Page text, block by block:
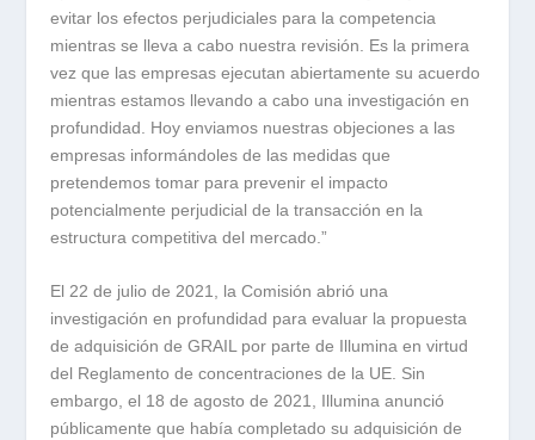
evitar los efectos perjudiciales para la competencia
mientras se lleva a cabo nuestra revisión. Es la primera
vez que las empresas ejecutan abiertamente su acuerdo
mientras estamos llevando a cabo una investigación en
profundidad. Hoy enviamos nuestras objeciones a las
empresas informándoles de las medidas que
pretendemos tomar para prevenir el impacto
potencialmente perjudicial de la transacción en la
estructura competitiva del mercado.”
El 22 de julio de 2021, la Comisión abrió una
investigación en profundidad para evaluar la propuesta
de adquisición de GRAIL por parte de Illumina en virtud
del Reglamento de concentraciones de la UE. Sin
embargo, el 18 de agosto de 2021, Illumina anunció
públicamente que había completado su adquisición de